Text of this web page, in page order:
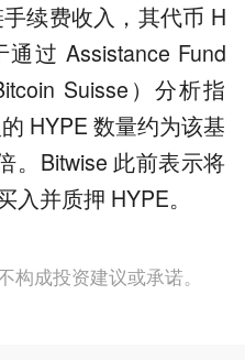
续费收入，其代币 H
过 Assistance Fund
Suisse）分析指
HYPE 数量约为该基
。Bitwise 此前表示将
入并质押 HYPE。
成投资建议或承诺。